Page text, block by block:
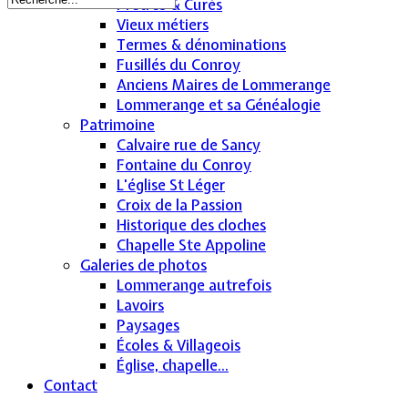
Prêtres & Curés
Vieux métiers
Termes & dénominations
Fusillés du Conroy
Anciens Maires de Lommerange
Lommerange et sa Généalogie
Patrimoine
Calvaire rue de Sancy
Fontaine du Conroy
L'église St Léger
Croix de la Passion
Historique des cloches
Chapelle Ste Appoline
Galeries de photos
Lommerange autrefois
Lavoirs
Paysages
Écoles & Villageois
Église, chapelle...
Contact